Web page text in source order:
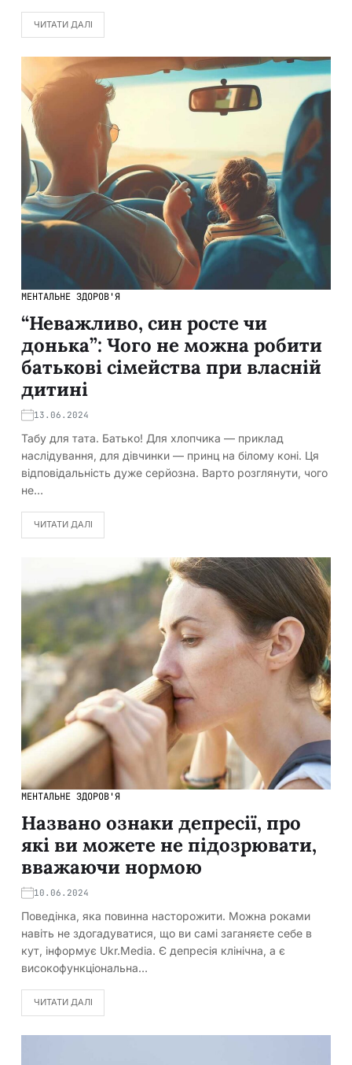
ЧИТАТИ ДАЛІ
МЕНТАЛЬНЕ ЗДОРОВ'Я
“Неважливо, син росте чи
донька”: Чого не можна робити
батькові сімейства при власній
дитині
13.06.2024
Табу для тата. Батько! Для хлопчика — приклад
наслідування, для дівчинки — принц на білому коні. Ця
відповідальність дуже серйозна. Варто розглянути, чого
не…
ЧИТАТИ ДАЛІ
МЕНТАЛЬНЕ ЗДОРОВ'Я
Названо ознаки депресії, про
які ви можете не підозрювати,
вважаючи нормою
10.06.2024
Поведінка, яка повинна насторожити. Можна роками
навіть не здогадуватися, що ви самі заганяєте себе в
кут, інформує Ukr.Media. Є депресія клінічна, а є
високофункціональна…
ЧИТАТИ ДАЛІ